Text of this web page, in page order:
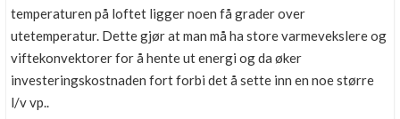
temperaturen på loftet ligger noen få grader over
utetemperatur. Dette gjør at man må ha store varmevekslere og
viftekonvektorer for å hente ut energi og da øker
investeringskostnaden fort forbi det å sette inn en noe større
l/v vp..